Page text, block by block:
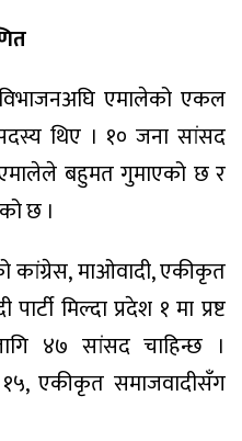
एमालेको एकल
थिए । १० जना सांसद
बहुमत गुमाएको छ र
छ ।
कांग्रेस, माओवादी, एकीकृत
मिल्दा प्रदेश १ मा प्रष्ट
४७ सांसद चाहिन्छ ।
एकीकृत समाजवादीसँग